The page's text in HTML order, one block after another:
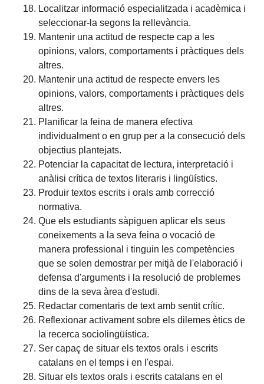
Localitzar informació especialitzada i acadèmica i
seleccionar-la segons la rellevància.
Mantenir una actitud de respecte cap a les
opinions, valors, comportaments i pràctiques dels
altres.
Mantenir una actitud de respecte envers les
opinions, valors, comportaments i pràctiques dels
altres.
Planificar la feina de manera efectiva
individualment o en grup per a la consecució dels
objectius plantejats.
Potenciar la capacitat de lectura, interpretació i
anàlisi crítica de textos literaris i lingüístics.
Produir textos escrits i orals amb correcció
normativa.
Que els estudiants sàpiguen aplicar els seus
coneixements a la seva feina o vocació de
manera professional i tinguin les competències
que se solen demostrar per mitjà de l'elaboració i
defensa d'arguments i la resolució de problemes
dins de la seva àrea d'estudi.
Redactar comentaris de text amb sentit crític.
Reflexionar activament sobre els dilemes ètics de
la recerca sociolingüística.
Ser capaç de situar els textos orals i escrits
catalans en el temps i en l'espai.
Situar els textos orals i escrits catalans en el